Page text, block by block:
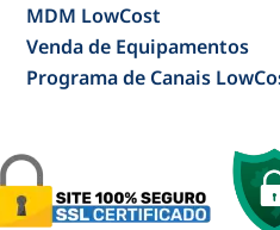
MDM LowCost
Venda de Equipamentos
Programa de Canais